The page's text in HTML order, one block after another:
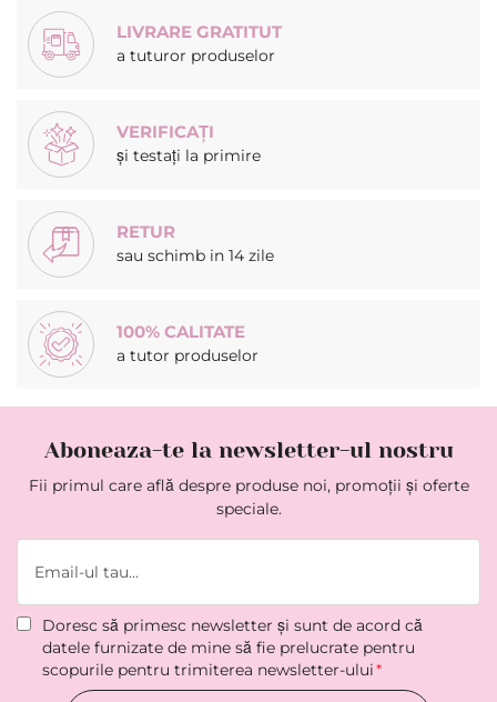
LIVRARE GRATITUT
a tuturor produselor
VERIFICAȚI
și testați la primire
RETUR
sau schimb in 14 zile
100% CALITATE
a tutor produselor
Aboneaza-te la newsletter-ul nostru
Fii primul care află despre produse noi, promoții și oferte
speciale.
Doresc să primesc newsletter şi sunt de acord că
datele furnizate de mine să fie prelucrate pentru
scopurile pentru trimiterea newsletter-ului